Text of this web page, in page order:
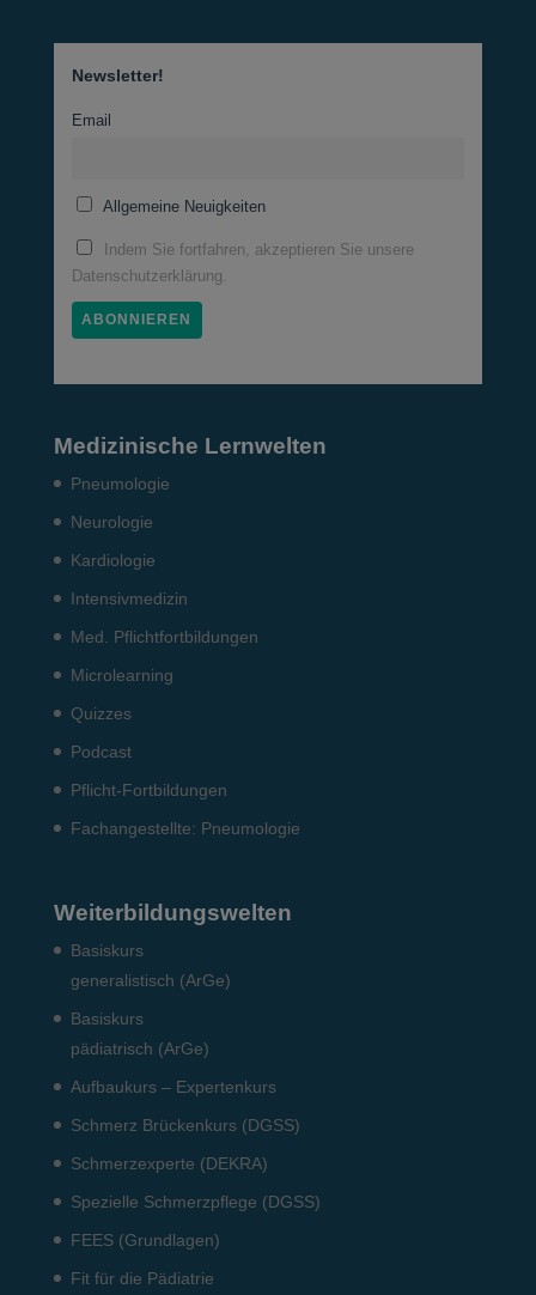
Newsletter!
Email
Allgemeine Neuigkeiten
Indem Sie fortfahren, akzeptieren Sie unsere
Datenschutzerklärung.
Medizinische Lernwelten
Pneumo­logie
Neurologie
Kardiologie
Intensiv­medizin
Med. Pflichtfort­bildun­gen
Microlearning
Quizzes
Podcast
Pflicht-Fort­bildun­gen
Fach­angestellte: Pneumo­logie
Weiterbildungswelten
Basiskurs
generalistisch (ArGe)
Basiskurs
pädiatrisch (ArGe)
Aufbaukurs – Expertenkurs
Schmerz Brückenkurs (DGSS)
Schmerzexperte (DEKRA)
Spezielle Schmerzpflege (DGSS)
FEES (Grundlagen)
Fit für die Pädiatrie